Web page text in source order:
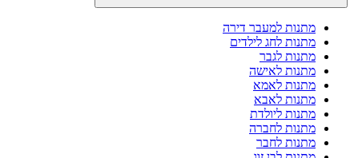
מתנות למעבר דירה
מתנות לחג לילדים
מתנות לגבר
מתנות לאישה
מתנות לאמא
מתנות לאבא
מתנות ליולדת
מתנות לחברה
מתנות לחבר